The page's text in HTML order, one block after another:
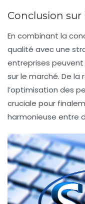
Conclusion sur
En combinant la
qualité avec une
entreprises
sur le marché. De
l’optimisation des
cruciale pour
harmonieuse entre